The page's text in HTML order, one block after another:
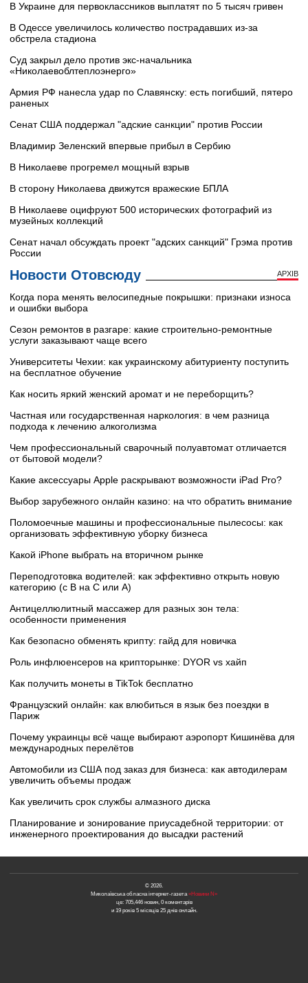
В Украине для первоклассников выплатят по 5 тысяч гривен
В Одессе увеличилось количество пострадавших из-за
обстрела стадиона
Суд закрыл дело против экс-начальника
«Николаевоблтеплоэнерго»
Армия РФ нанесла удар по Славянску: есть погибший, пятеро
раненых
Сенат США поддержал "адские санкции" против России
Владимир Зеленский впервые прибыл в Сербию
В Николаеве прогремел мощный взрыв
В сторону Николаева движутся вражеские БПЛА
В Николаеве оцифруют 500 исторических фотографий из
музейных коллекций
Сенат начал обсуждать проект "адских санкций" Грэма против
России
Новости Отовсюду АРХІВ
Когда пора менять велосипедные покрышки: признаки износа
и ошибки выбора
Сезон ремонтов в разгаре: какие строительно-ремонтные
услуги заказывают чаще всего
Университеты Чехии: как украинскому абитуриенту поступить
на бесплатное обучение
Как носить яркий женский аромат и не переборщить?
Частная или государственная наркология: в чем разница
подхода к лечению алкоголизма
Чем профессиональный сварочный полуавтомат отличается
от бытовой модели?
Какие аксессуары Apple раскрывают возможности iPad Pro?
Выбор зарубежного онлайн казино: на что обратить внимание
Поломоечные машины и профессиональные пылесосы: как
организовать эффективную уборку бизнеса
Какой iPhone выбрать на вторичном рынке
Переподготовка водителей: как эффективно открыть новую
категорию (с B на C или А)
Антицеллюлитный массажер для разных зон тела:
особенности применения
Как безопасно обменять крипту: гайд для новичка
Роль инфлюенсеров на крипторынке: DYOR vs хайп
Как получить монеты в TikTok бесплатно
Французский онлайн: как влюбиться в язык без поездки в
Париж
Почему украинцы всё чаще выбирают аэропорт Кишинёва для
международных перелётов
Автомобили из США под заказ для бизнеса: как автодилерам
увеличить объемы продаж
Как увеличить срок службы алмазного диска
Планирование и зонирование приусадебной территории: от
инженерного проектирования до высадки растений
© 2026.
Миколаївська обласна інтернет-газета«Новини N»
це: 705,446 новин, 0 коментарів
и 19 років 5 місяців 25 днів онлайн.